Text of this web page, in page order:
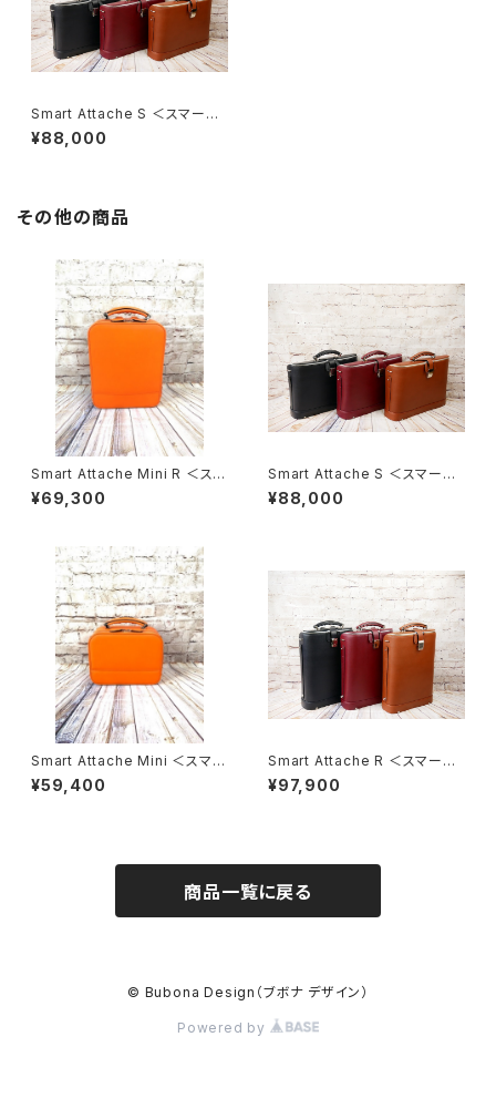
Smart Attache S ＜スマート・
アッタシェ S＞
¥88,000
その他の商品
Smart Attache Mini R ＜スマ
ート・アタッシェ ミニ R＞
¥69,300
Smart Attache S ＜スマート・
アッタシェ S＞
¥88,000
Smart Attache Mini ＜スマー
ト・アタッシェ ミニ＞
¥59,400
Smart Attache R ＜スマート・
アッタシェ R＞
¥97,900
商品一覧に戻る
© Bubona Design（ブボナ デザイン）
Powered by